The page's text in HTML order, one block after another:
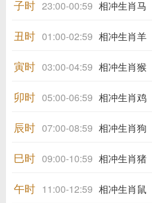
子时 23:00-00:59 相冲生肖马
丑时 01:00-02:59 相冲生肖羊
寅时 03:00-04:59 相冲生肖猴
卯时 05:00-06:59 相冲生肖鸡
辰时 07:00-08:59 相冲生肖狗
巳时 09:00-10:59 相冲生肖猪
午时 11:00-12:59 相冲生肖鼠